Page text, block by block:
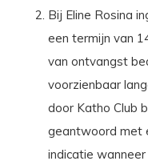
Bij Eline Rosina
een termijn van
van ontvangst
voorzienbaar
door Katho Club
geantwoord met
indicatie